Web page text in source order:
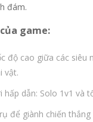
đám.
game:
độ cao giữa các siêu
vật.
hấp dẫn: Solo 1v1 và
để giành chiến